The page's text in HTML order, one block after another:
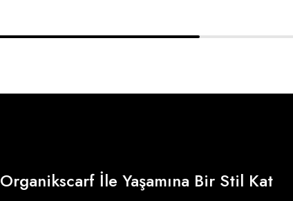
Organikscarf İle Yaşamına Bir Stil Kat